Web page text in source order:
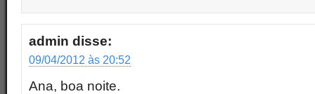
admin disse:
09/04/2012 às 20:52
Ana, boa noite.